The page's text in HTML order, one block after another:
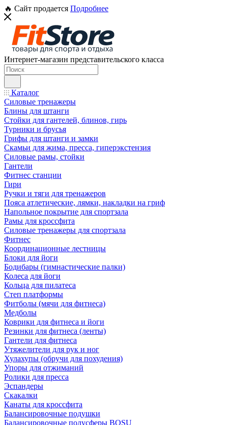
🔥 Сайт продается Подробнее
Интернет-магазин представительского класса
Каталог
Силовые тренажеры
Блины для штанги
Стойки для гантелей, блинов, гирь
Турники и брусья
Грифы для штанги и замки
Скамьи для жима, пресса, гиперэкстензия
Силовые рамы, стойки
Гантели
Фитнес станции
Гири
Ручки и тяги для тренажеров
Пояса атлетические, лямки, накладки на гриф
Напольное покрытие для спортзала
Рамы для кроссфита
Силовые тренажеры для спортзала
Фитнес
Координационные лестницы
Блоки для йоги
Бодибары (гимнастические палки)
Колеса для йоги
Кольца для пилатеса
Степ платформы
Фитболы (мячи для фитнеса)
Медболы
Коврики для фитнеса и йоги
Резинки для фитнеса (ленты)
Гантели для фитнеса
Утяжелители для рук и ног
Хулахупы (обручи для похудения)
Упоры для отжиманий
Ролики для пресса
Эспандеры
Скакалки
Канаты для кроссфита
Балансировочные подушки
Балансировочные полусферы BOSU